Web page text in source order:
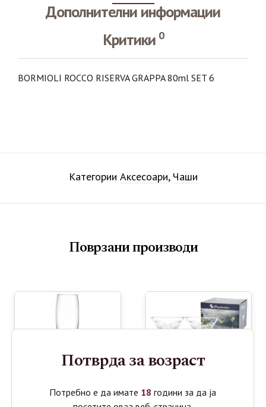
Дополнителни информации
Критики 0
BORMIOLI ROCCO RISERVA GRAPPA 80ml SET 6
Категории Аксесоари, Чаши
Поврзани производи
Потврда за возраст
Потребно е да имате 18 години за да ја